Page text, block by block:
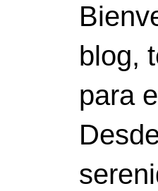
blog,
para